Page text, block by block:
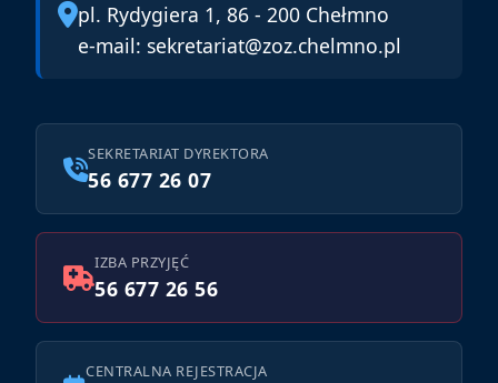
pl. Rydygiera 1, 86 - 200 Chełmno
e-mail: sekretariat@zoz.chelmno.pl
SEKRETARIAT DYREKTORA
56 677 26 07
IZBA PRZYJĘĆ
56 677 26 56
CENTRALNA REJESTRACJA